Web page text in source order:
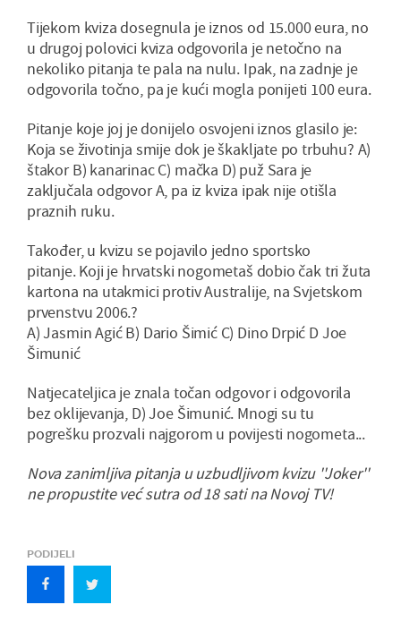
Tijekom kviza dosegnula je iznos od 15.000 eura, no
u drugoj polovici kviza odgovorila je netočno na
nekoliko pitanja te pala na nulu. Ipak, na zadnje je
odgovorila točno, pa je kući mogla ponijeti 100 eura.
Pitanje koje joj je donijelo osvojeni iznos glasilo je:
Koja se životinja smije dok je škakljate po trbuhu? A)
štakor B) kanarinac C) mačka D) puž Sara je
zaključala odgovor A, pa iz kviza ipak nije otišla
praznih ruku.
Također, u kvizu se pojavilo jedno sportsko
pitanje. Koji je hrvatski nogometaš dobio čak tri žuta
kartona na utakmici protiv Australije, na Svjetskom
prvenstvu 2006.?
A) Jasmin Agić B) Dario Šimić C) Dino Drpić D Joe
Šimunić
Natjecateljica je znala točan odgovor i odgovorila
bez oklijevanja, D) Joe Šimunić. Mnogi su tu
pogrešku prozvali najgorom u povijesti nogometa...
Nova zanimljiva pitanja u uzbudljivom kvizu ''Joker''
ne propustite već sutra od 18 sati na Novoj TV!
PODIJELI